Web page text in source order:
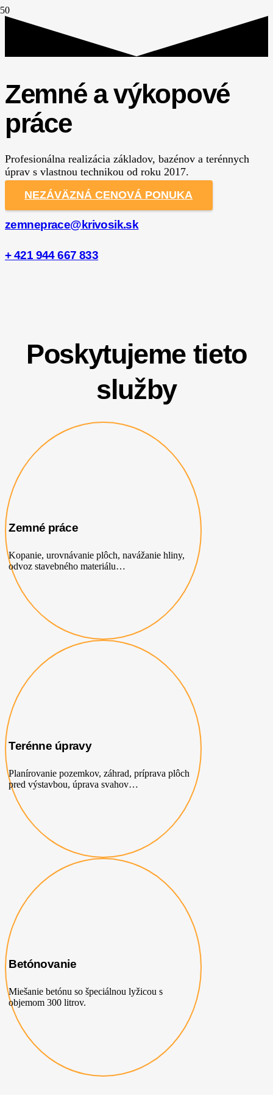
Zemné a výkopové
práce
Profesionálna realizácia základov, bazénov a terénnych
úprav s vlastnou technikou od roku 2017.
NEZÁVÄZNÁ CENOVÁ PONUKA
zemneprace@krivosik.sk
+ 421 944 667 833
Poskytujeme tieto
služby
Zemné práce
Kopanie, urovnávanie plôch, navážanie hliny,
odvoz stavebného materiálu…
Terénne úpravy
Planírovanie pozemkov, záhrad, príprava plôch
pred výstavbou, úprava svahov…
Betónovanie
Miešanie betónu so špeciálnou lyžicou s
objemom 300 litrov.